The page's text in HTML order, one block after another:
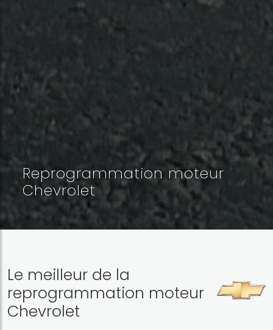
Reprogrammation moteur
Chevrolet
Le meilleur de la
reprogrammation moteur
Chevrolet